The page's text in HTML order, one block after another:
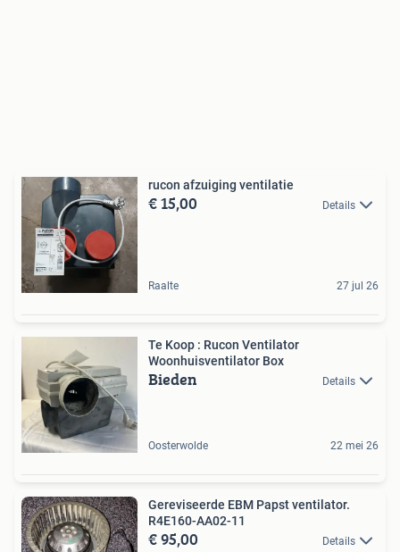
rucon afzuiging ventilatie
€ 15,00 Details
Raalte 27 jul 26
Te Koop : Rucon Ventilator
Woonhuisventilator Box
Bieden Details
Oosterwolde 22 mei 26
Gereviseerde EBM Papst ventilator.
R4E160-AA02-11
€ 95,00 Details